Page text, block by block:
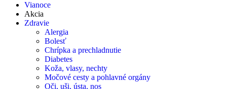
Vianoce
Akcia
Zdravie
Alergia
Bolesť
Chrípka a prechladnutie
Diabetes
Koža, vlasy, nechty
Močové cesty a pohlavné orgány
Oči, uši, ústa, nos